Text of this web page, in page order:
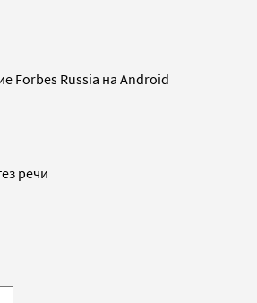
Forbes Russia на Android
речи